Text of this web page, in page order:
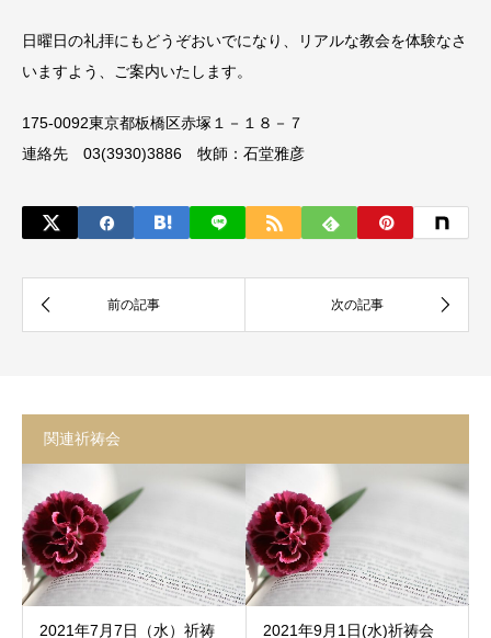
日曜日の礼拝にもどうぞおいでになり、リアルな教会を体験なさ
いますよう、ご案内いたします。
175-0092東京都板橋区赤塚１－１８－７
連絡先 03(3930)3886 牧師：石堂雅彦
関連祈祷会
2021年7月7日（水）祈祷 2021年9月1日(水)祈祷会